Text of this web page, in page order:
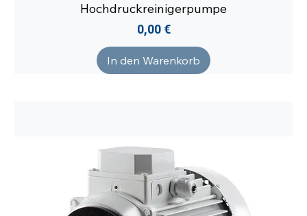
Hochdruckreinigerpumpe
Preis
0,00 €
In den Warenkorb